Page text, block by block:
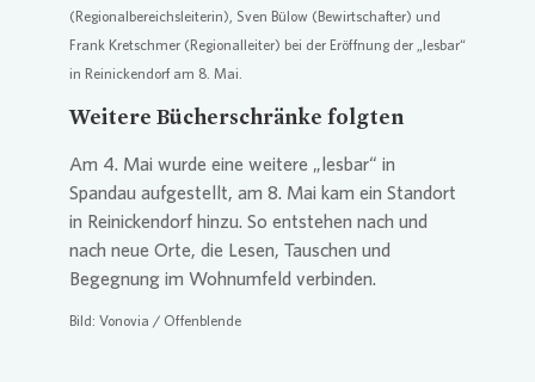
(Regionalbereichsleiterin), Sven Bülow (Bewirtschafter) und
Frank Kretschmer (Regionalleiter) bei der Eröffnung der „lesbar“
in Reinickendorf am 8. Mai.
Weitere Bücherschränke folgten
Am 4. Mai wurde eine weitere „lesbar“ in
Spandau aufgestellt, am 8. Mai kam ein Standort
in Reinickendorf hinzu. So entstehen nach und
nach neue Orte, die Lesen, Tauschen und
Begegnung im Wohnumfeld verbinden.
Bild: Vonovia / Offenblende